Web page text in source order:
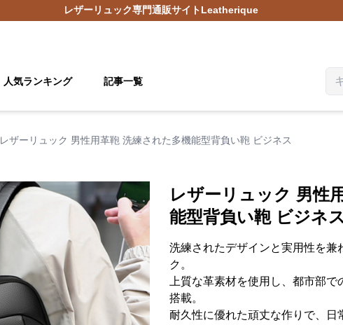
レザーリュック専門通販サイトLeatherique
人気ランキング 記事一覧
レザーリュック 男性用革鞄 洗練された多機能型背負い鞄 ビジネス
レザーリュック 男性
能型背負い鞄 ビジネス
洗練されたデザインと実用性を兼
ク。
上質な革素材を使用し、都市部
搭載。
耐久性に優れた頑丈な作りで、日